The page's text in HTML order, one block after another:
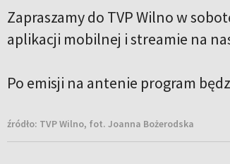
Zapraszamy do TVP Wilno w
aplikacji mobilnej i streamie na
Po emisji na antenie program
źródło: TVP Wilno, fot. Joanna Bożerodska